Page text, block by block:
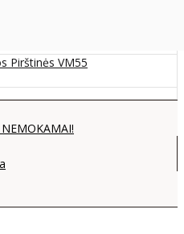
Pirštinės VM55